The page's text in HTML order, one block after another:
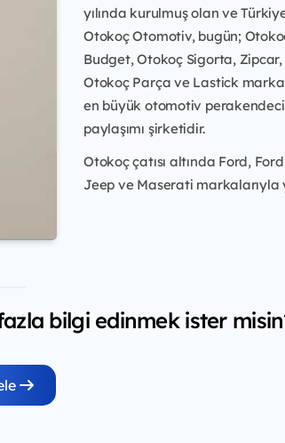
yılında kurulmuş olan ve
Otokoç Otomotiv, bugün;
Budget, Otokoç Sigorta,
Otokoç Parça ve Lastick
en büyük otomotiv
paylaşımı şirketidir.
Otokoç çatısı altında Ford,
Jeep ve Maserati markalarıyla
bilgi edinmek ister